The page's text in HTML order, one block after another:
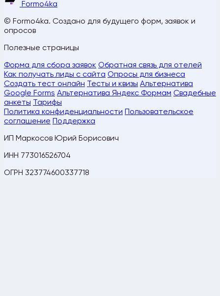
Formo4ka
© Formo4ka. Создано для будущего форм, заявок и
опросов
Полезные страницы
Форма для сбора заявок Обратная связь для отелей
Как получать лиды с сайта Опросы для бизнеса
Создать тест онлайн
Тесты и квизы Альтернатива
Google Forms Альтернатива Яндекс Формам Свадебные
анкеты
Тарифы
Политика конфиденциальности
Пользовательское
соглашение
Поддержка
ИП Маркосов Юрий Борисович
ИНН 773016526704
ОГРН 323774600337718